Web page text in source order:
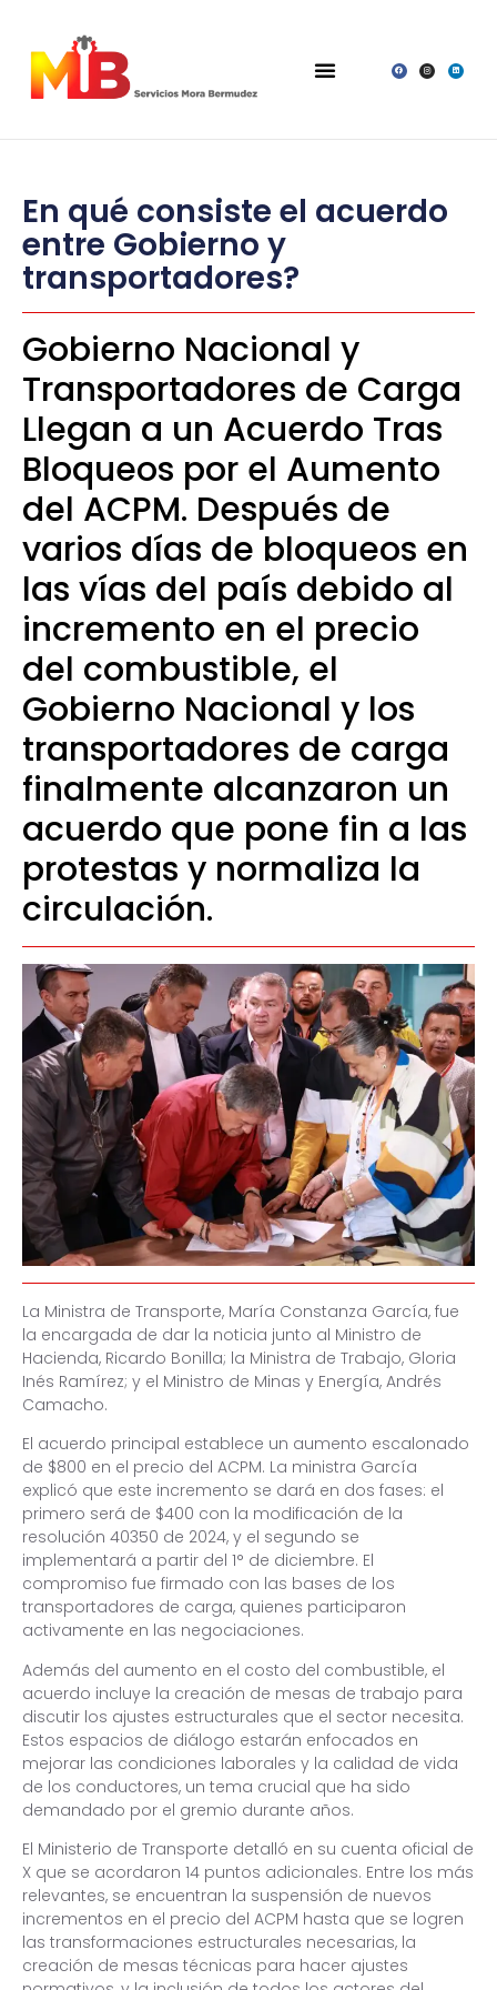
En qué consiste el acuerdo
entre Gobierno y
transportadores?
Gobierno Nacional y
Transportadores de Carga
Llegan a un Acuerdo Tras
Bloqueos por el Aumento
del ACPM. Después de
varios días de bloqueos en
las vías del país debido al
incremento en el precio
del combustible, el
Gobierno Nacional y los
transportadores de carga
finalmente alcanzaron un
acuerdo que pone fin a las
protestas y normaliza la
circulación.
La Ministra de Transporte, María Constanza García, fue
la encargada de dar la noticia junto al Ministro de
Hacienda, Ricardo Bonilla; la Ministra de Trabajo, Gloria
Inés Ramírez; y el Ministro de Minas y Energía, Andrés
Camacho.
El acuerdo principal establece un aumento escalonado
de $800 en el precio del ACPM. La ministra García
explicó que este incremento se dará en dos fases: el
primero será de $400 con la modificación de la
resolución 40350 de 2024, y el segundo se
implementará a partir del 1° de diciembre. El
compromiso fue firmado con las bases de los
transportadores de carga, quienes participaron
activamente en las negociaciones.
Además del aumento en el costo del combustible, el
acuerdo incluye la creación de mesas de trabajo para
discutir los ajustes estructurales que el sector necesita.
Estos espacios de diálogo estarán enfocados en
mejorar las condiciones laborales y la calidad de vida
de los conductores, un tema crucial que ha sido
demandado por el gremio durante años.
El Ministerio de Transporte detalló en su cuenta oficial de
X que se acordaron 14 puntos adicionales. Entre los más
relevantes, se encuentran la suspensión de nuevos
incrementos en el precio del ACPM hasta que se logren
las transformaciones estructurales necesarias, la
creación de mesas técnicas para hacer ajustes